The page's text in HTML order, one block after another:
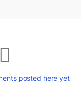
posted here yet